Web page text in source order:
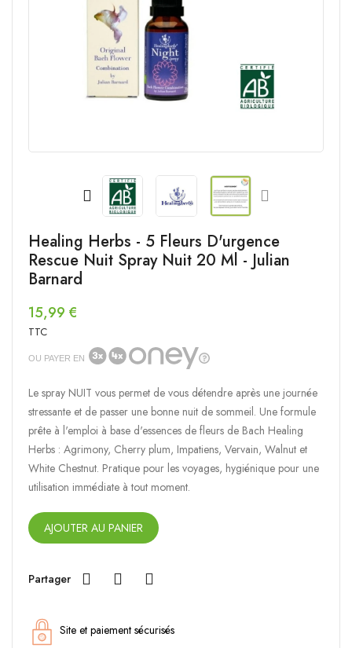
Healing Herbs - 5 Fleurs D'urgence
Rescue Nuit Spray Nuit 20 Ml - Julian
Barnard
15,99 €
TTC
OU PAYER EN
Le spray NUIT vous permet de vous détendre après une journée
stressante et de passer une bonne nuit de sommeil. Une formule
prête à l'emploi à base d'essences de fleurs de Bach Healing
Herbs : Agrimony, Cherry plum, Impatiens, Vervain, Walnut et
White Chestnut. Pratique pour les voyages, hygiénique pour une
utilisation immédiate à tout moment.
AJOUTER AU PANIER
Partager
Site et paiement sécurisés